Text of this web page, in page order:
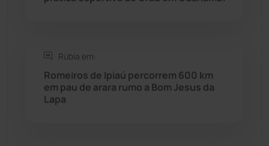
Sítio do Mato
Sudoeste Baiano (1530)
Rúbia em:
Romeiros de Ipiaú percorrem 600 km
em pau de arara rumo a Bom Jesus da
Lapa